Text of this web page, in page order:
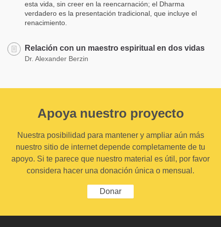
esta vida, sin creer en la reencarnación; el Dharma
verdadero es la presentación tradicional, que incluye el
renacimiento.
Relación con un maestro espiritual en dos vidas
Dr. Alexander Berzin
Apoya nuestro proyecto
Nuestra posibilidad para mantener y ampliar aún más
nuestro sitio de internet depende completamente de tu
apoyo. Si te parece que nuestro material es útil, por favor
considera hacer una donación única o mensual.
Donar